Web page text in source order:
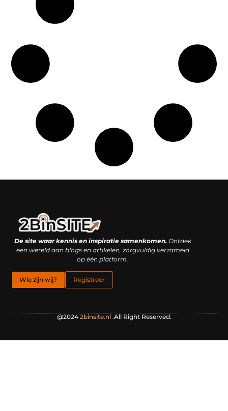
De site waar kennis en inspiratie samenkomen.Ontdek
een wereld aan blogs en artikelen, zorgvuldig verzameld
op één platform.
Wie zijn wij? Registreer
@2024 2binsite.nl.All Right Reserved.